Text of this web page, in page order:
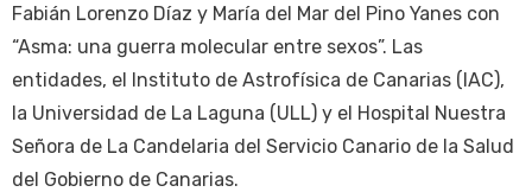
Fabián Lorenzo Díaz y María del Mar del Pino Yanes con
“Asma: una guerra molecular entre sexos”. Las
entidades, el Instituto de Astrofísica de Canarias (IAC),
la Universidad de La Laguna (ULL) y el Hospital Nuestra
Señora de La Candelaria del Servicio Canario de la Salud
del Gobierno de Canarias.